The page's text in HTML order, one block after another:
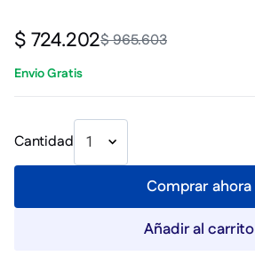
$965.603
$724.202
Envio Gratis
Cantidad 1
Comprar ahora
Añadir al carrito